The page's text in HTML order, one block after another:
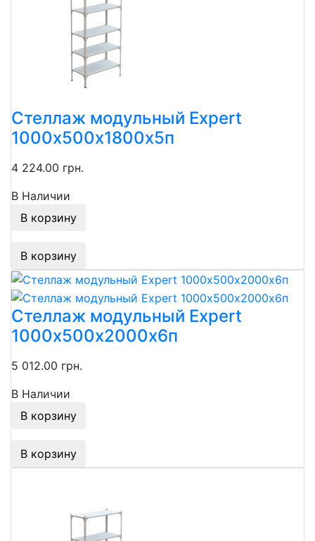
Стеллаж модульный Expert
1000х500х1800х5п
4 224.00 грн.
В Наличии
В корзину
В корзину
Стеллаж модульный Expert
1000х500х2000х6п
5 012.00 грн.
В Наличии
В корзину
В корзину